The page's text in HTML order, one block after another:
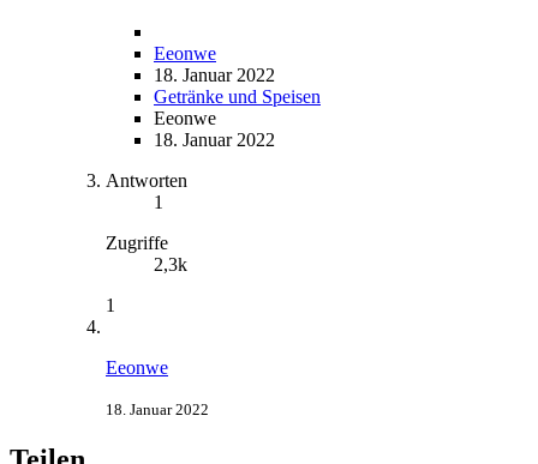
Eeonwe
18. Januar 2022
Getränke und Speisen
Eeonwe
18. Januar 2022
Antworten
1
Zugriffe
2,3k
1
Eeonwe
18. Januar 2022